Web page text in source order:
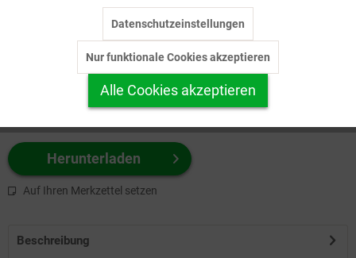
zuerst Ihr Produktformat aus.
z.B. Farbe-Grafik, Schwarz-Weiß-Grafik, mit/ohne Text ...
Herunterladen
Auf Ihren Merkzettel setzen
Beschreibung
Personalisierung Inaktiv
Service
Datenschutzeinstellungen
Nur funktionale Cookies akzeptieren
Alle Cookies akzeptieren